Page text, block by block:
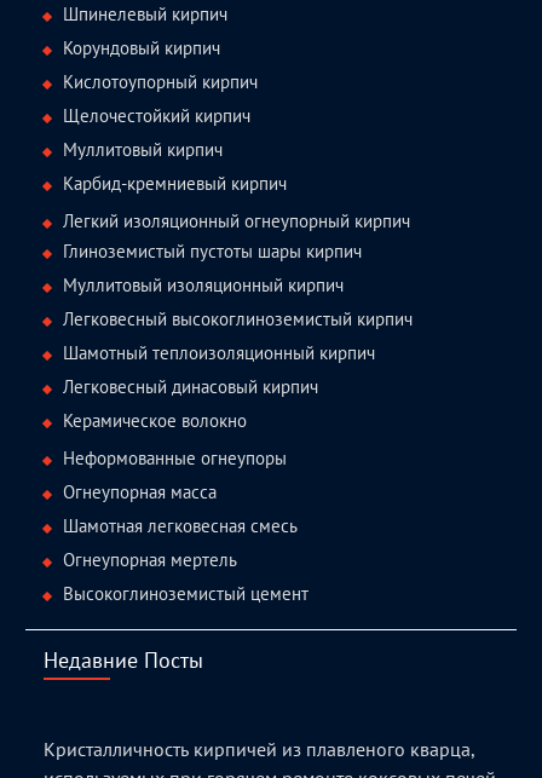
Шпинелевый кирпич
Корундовый кирпич
Кислотоупорный кирпич
Щелочестойкий кирпич
Муллитовый кирпич
Карбид-кремниевый кирпич
Легкий изоляционный огнеупорный кирпич
Глиноземистый пустоты шары кирпич
Муллитовый изоляционный кирпич
Легковесный высокоглиноземистый кирпич
Шамотный теплоизоляционный кирпич
Легковесный динасовый кирпич
Керамическое волокно
Неформованные огнеупоры
Огнеупорная масса
Шамотная легковесная смесь
Огнеупорная мертель
Высокоглиноземистый цемент
Недавние Посты
Кристалличность кирпичей из плавленого кварца,